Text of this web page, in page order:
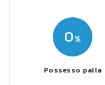
0
Possesso palla